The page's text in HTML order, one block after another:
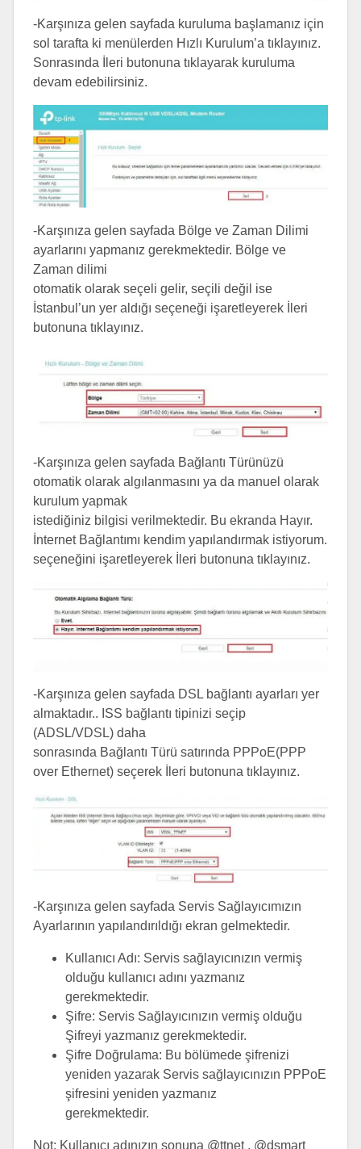
-Karşınıza gelen sayfada kuruluma başlamanız için
sol tarafta ki menülerden Hızlı Kurulum’a tıklayınız.
Sonrasında İleri butonuna tıklayarak kuruluma
devam edebilirsiniz.
-Karşınıza gelen sayfada Bölge ve Zaman Dilimi
ayarlarını yapmanız gerekmektedir. Bölge ve
Zaman dilimi
otomatik olarak seçeli gelir, seçili değil ise
İstanbul’un yer aldığı seçeneği işaretleyerek İleri
butonuna tıklayınız.
-Karşınıza gelen sayfada Bağlantı Türünüzü
otomatik olarak algılanmasını ya da manuel olarak
kurulum yapmak
istediğiniz bilgisi verilmektedir. Bu ekranda Hayır.
İnternet Bağlantımı kendim yapılandırmak istiyorum.
seçeneğini işaretleyerek İleri butonuna tıklayınız.
-Karşınıza gelen sayfada DSL bağlantı ayarları yer
almaktadır.. ISS bağlantı tipinizi seçip
(ADSL/VDSL) daha
sonrasında Bağlantı Türü satırında PPPoE(PPP
over Ethernet) seçerek İleri butonuna tıklayınız.
-Karşınıza gelen sayfada Servis Sağlayıcımızın
Ayarlarının yapılandırıldığı ekran gelmektedir.
Kullanıcı Adı: Servis sağlayıcınızın vermiş
olduğu kullanıcı adını yazmanız
gerekmektedir.
Şifre: Servis Sağlayıcınızın vermiş olduğu
Şifreyi yazmanız gerekmektedir.
Şifre Doğrulama: Bu bölümede şifrenizi
yeniden yazarak Servis sağlayıcınızın PPPoE
şifresini yeniden yazmanız
gerekmektedir.
Not: Kullanıcı adınızın sonuna @ttnet , @dsmart